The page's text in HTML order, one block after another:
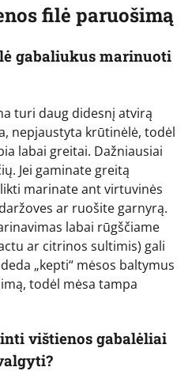
filė paruošimą
gabaliukus marinuoti
turi daug didesnį atvirą
nepjaustyta krūtinėlė, todėl
labai greitai. Dažniausiai
Jei gaminate greitą
marinate ant virtuvinės
ar ruošite garnyrą.
labai rūgščiame
ar citrinos sultimis) gali
„kepti“ mėsos baltymus
todėl mėsa tampa
vištienos gabalėliai